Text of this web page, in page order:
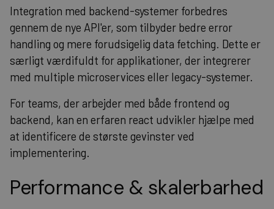
Integration med backend-systemer forbedres
gennem de nye API'er, som tilbyder bedre error
handling og mere forudsigelig data fetching. Dette er
særligt værdifuldt for applikationer, der integrerer
med multiple microservices eller legacy-systemer.
For teams, der arbejder med både frontend og
backend, kan en erfaren react udvikler hjælpe med
at identificere de største gevinster ved
implementering.
Performance & skalerbarhed